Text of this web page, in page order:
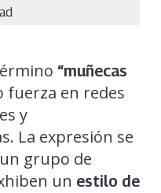
“muñecas
fuerza en redes
y
La expresión se
grupo de
un estilo de